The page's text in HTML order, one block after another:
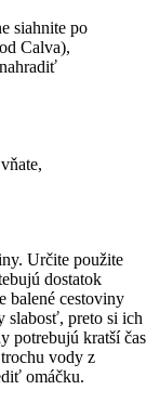
siahnite po
Calva),
Určite použite
dostatok
balené cestoviny
slabosť, preto si ich
potrebujú kratší čas
vody z
omáčku.